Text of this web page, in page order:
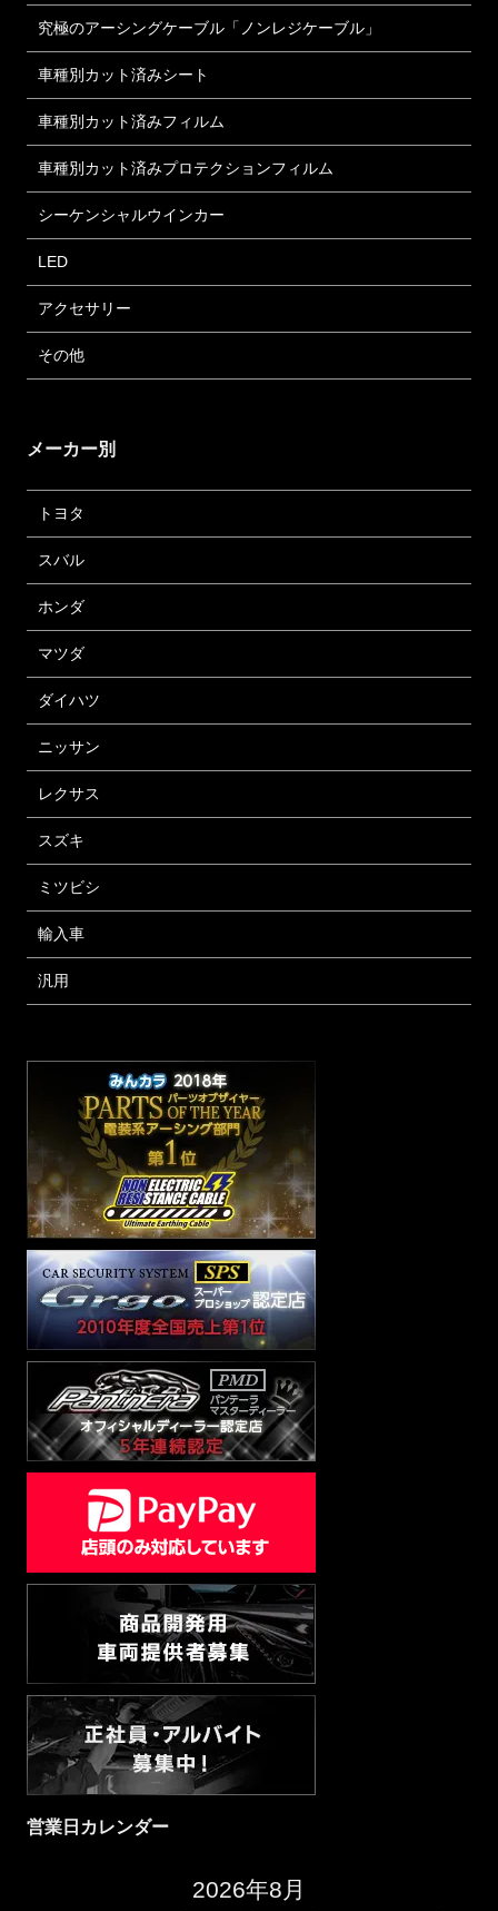
究極のアーシングケーブル「ノンレジケーブル」
車種別カット済みシート
車種別カット済みフィルム
車種別カット済みプロテクションフィルム
シーケンシャルウインカー
LED
アクセサリー
その他
メーカー別
トヨタ
スバル
ホンダ
マツダ
ダイハツ
ニッサン
レクサス
スズキ
ミツビシ
輸入車
汎用
営業日カレンダー
2026年8月